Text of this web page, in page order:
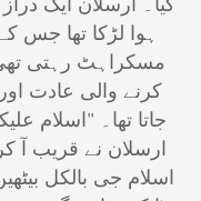
ہوا لڑکا تھا جس
مسکراہٹ رہتی
کرنے والی عادت
جاتا تھا۔ "اسلام
ارسلان نے قریب آ
اسلام جی بالکل